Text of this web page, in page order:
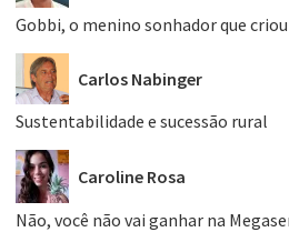
Gobbi, o menino sonhador que
Carlos Nabinger
Sustentabilidade e sucessão rural
Caroline Rosa
Não, você não vai ganhar na